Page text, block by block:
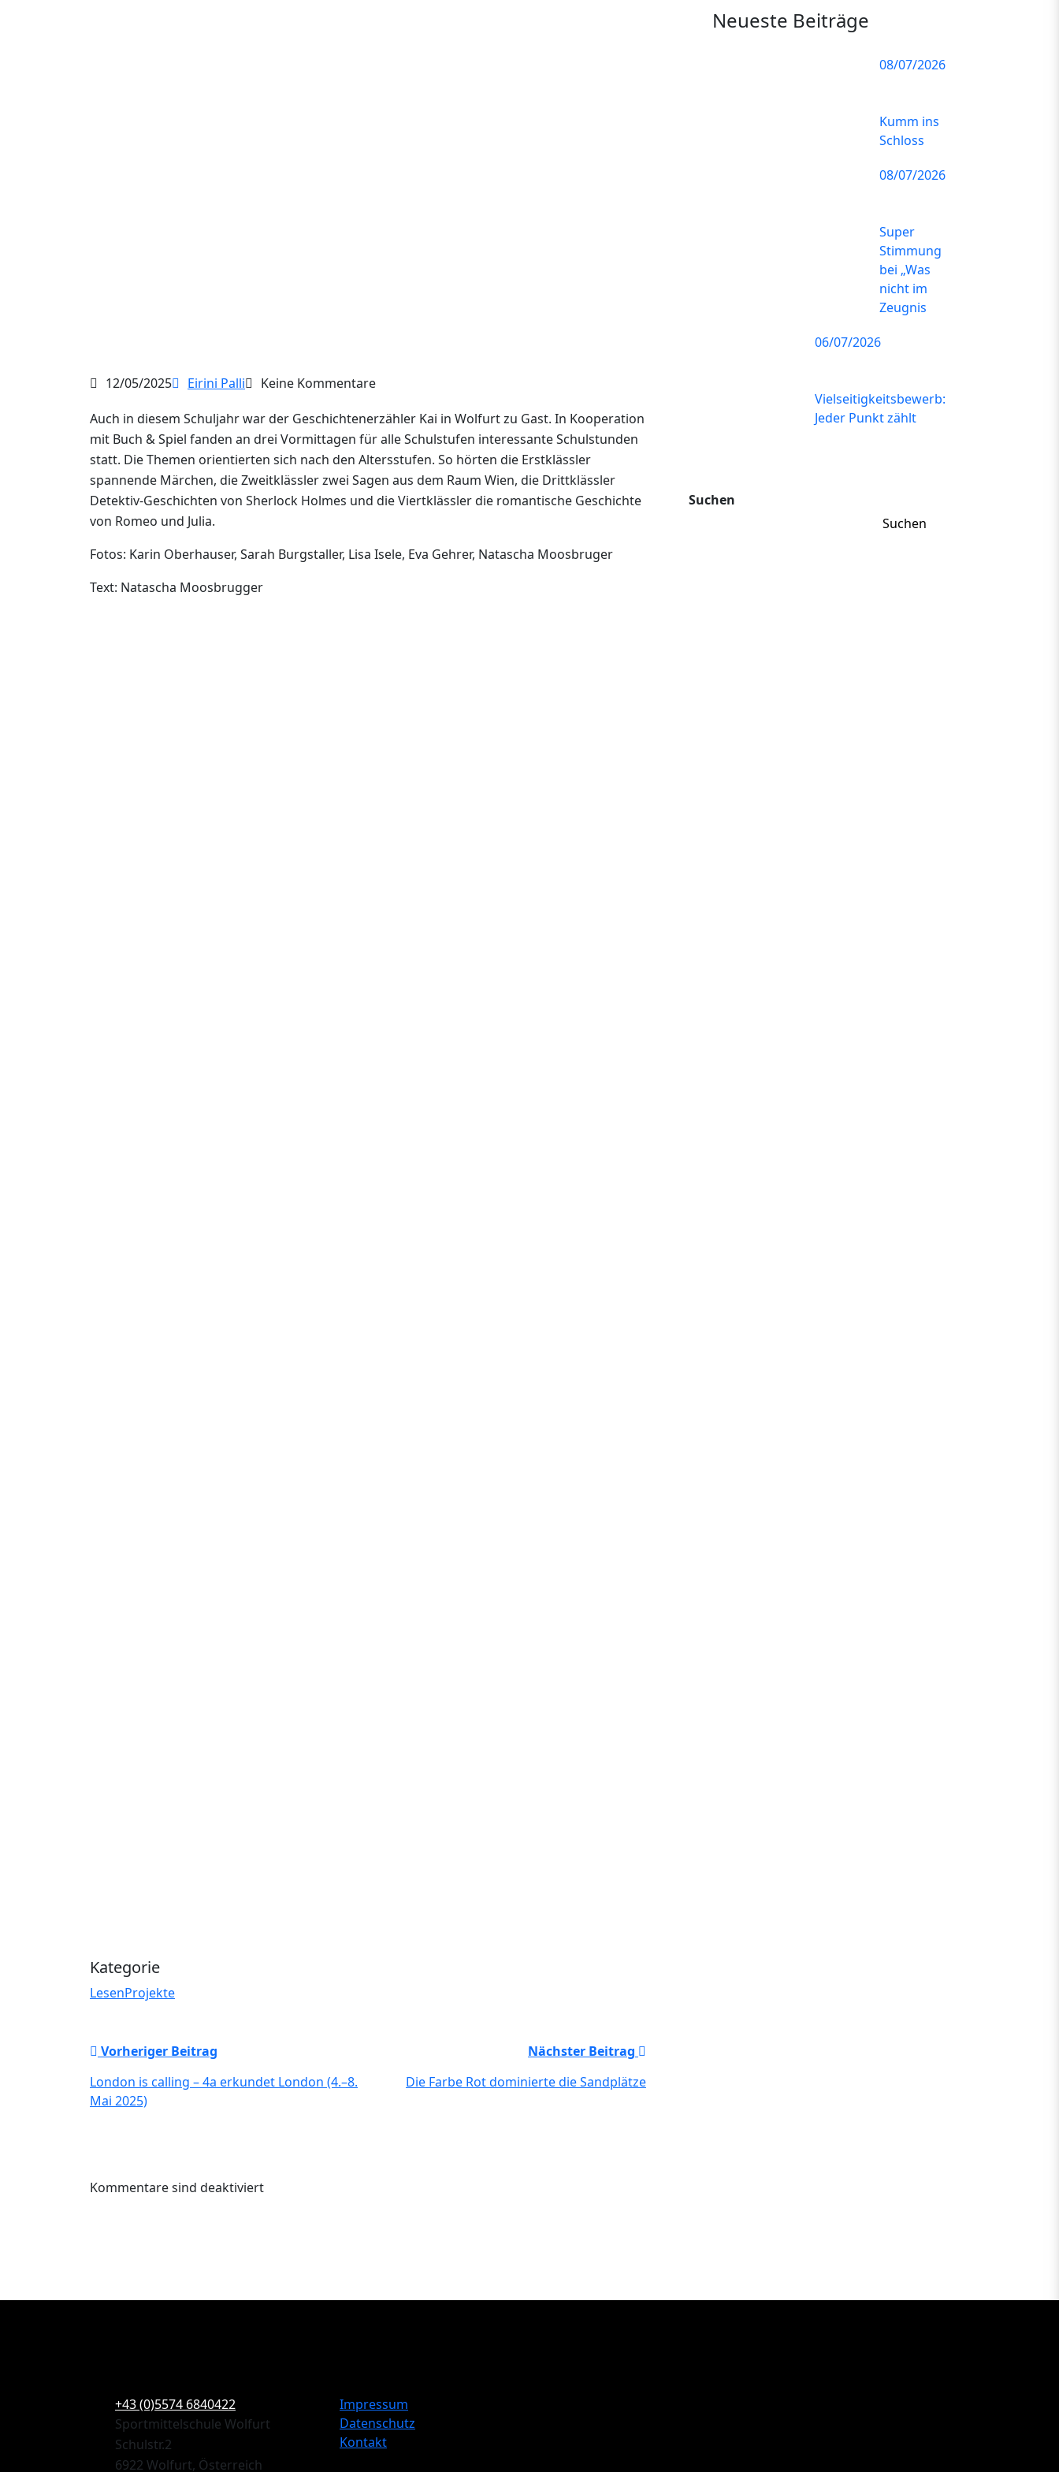
12/05/2025 Eirini Palli Keine Kommentare
Auch in diesem Schuljahr war der Geschichtenerzähler Kai in Wolfurt zu Gast. In Kooperation
mit Buch & Spiel fanden an drei Vormittagen für alle Schulstufen interessante Schulstunden
statt. Die Themen orientierten sich nach den Altersstufen. So hörten die Erstklässler
spannende Märchen, die Zweitklässler zwei Sagen aus dem Raum Wien, die Drittklässler
Detektiv-Geschichten von Sherlock Holmes und die Viertklässler die romantische Geschichte
von Romeo und Julia.
Fotos: Karin Oberhauser, Sarah Burgstaller, Lisa Isele, Eva Gehrer, Natascha Moosbruger
Text: Natascha Moosbrugger
Kategorie
LesenProjekte
Vorheriger Beitrag
London is calling – 4a erkundet London (4.–8.
Mai 2025)
Nächster Beitrag
Die Farbe Rot dominierte die Sandplätze
Kommentare sind deaktiviert
Neueste Beiträge
08/07/2026
Kumm ins
Schloss
08/07/2026
Super
Stimmung
bei „Was
nicht im
Zeugnis
06/07/2026
Vielseitigkeitsbewerb:
Jeder Punkt zählt
Suchen
Suchen
+43 (0)5574 6840422
Sportmittelschule Wolfurt
Schulstr.2
6922 Wolfurt, Österreich
Impressum
Datenschutz
Kontakt